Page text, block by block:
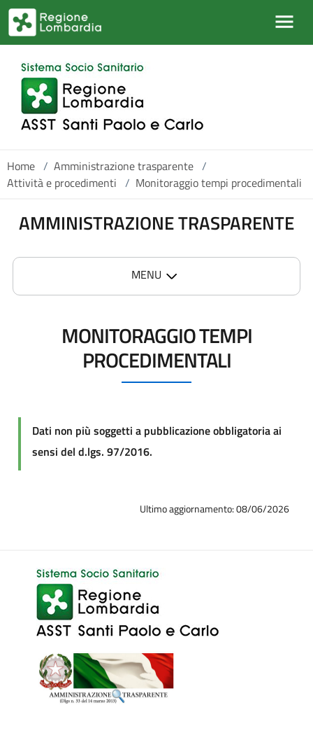
Salta al contenuto principale
Home / Amministrazione trasparente /
Attività e procedimenti / Monitoraggio tempi procedimentali
AMMINISTRAZIONE TRASPARENTE
MENU
MONITORAGGIO TEMPI
PROCEDIMENTALI
Dati non più soggetti a pubblicazione obbligatoria ai
sensi del d.lgs. 97/2016.
Ultimo aggiornamento: 08/06/2026